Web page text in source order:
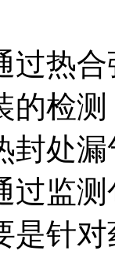
热合
的检
封处
监测
是针